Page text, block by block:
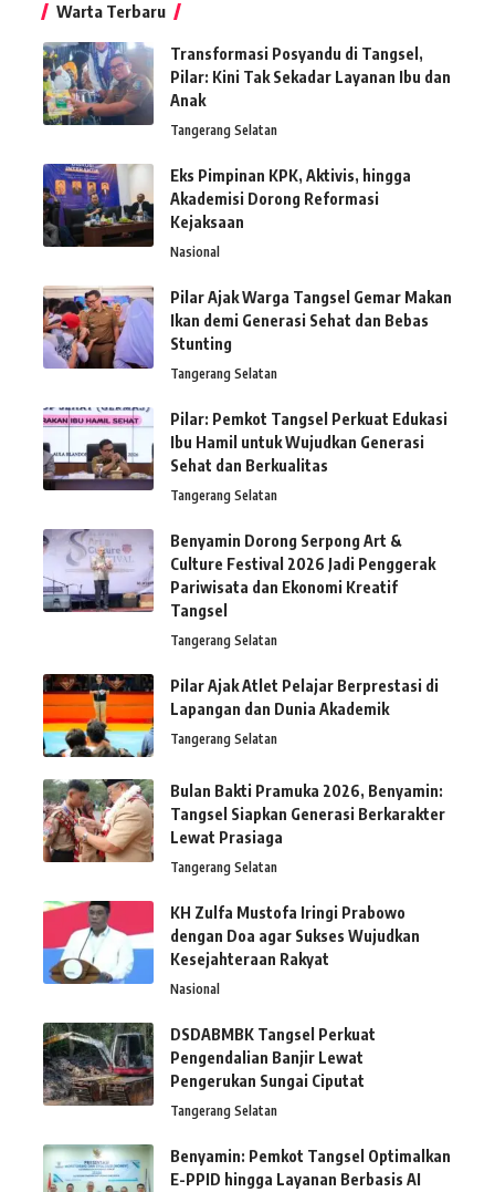
Warta Terbaru
Transformasi Posyandu di Tangsel,
Pilar: Kini Tak Sekadar Layanan Ibu dan
Anak
Tangerang Selatan
Eks Pimpinan KPK, Aktivis, hingga
Akademisi Dorong Reformasi
Kejaksaan
Nasional
Pilar Ajak Warga Tangsel Gemar Makan
Ikan demi Generasi Sehat dan Bebas
Stunting
Tangerang Selatan
Pilar: Pemkot Tangsel Perkuat Edukasi
Ibu Hamil untuk Wujudkan Generasi
Sehat dan Berkualitas
Tangerang Selatan
Benyamin Dorong Serpong Art &
Culture Festival 2026 Jadi Penggerak
Pariwisata dan Ekonomi Kreatif
Tangsel
Tangerang Selatan
Pilar Ajak Atlet Pelajar Berprestasi di
Lapangan dan Dunia Akademik
Tangerang Selatan
Bulan Bakti Pramuka 2026, Benyamin:
Tangsel Siapkan Generasi Berkarakter
Lewat Prasiaga
Tangerang Selatan
KH Zulfa Mustofa Iringi Prabowo
dengan Doa agar Sukses Wujudkan
Kesejahteraan Rakyat
Nasional
DSDABMBK Tangsel Perkuat
Pengendalian Banjir Lewat
Pengerukan Sungai Ciputat
Tangerang Selatan
Benyamin: Pemkot Tangsel Optimalkan
E-PPID hingga Layanan Berbasis AI